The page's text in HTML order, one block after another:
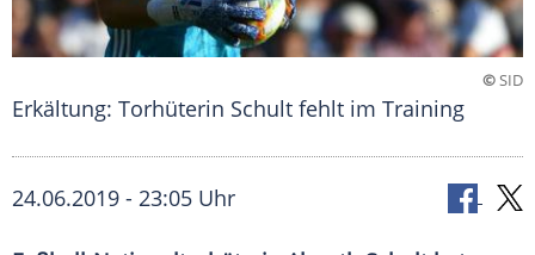
©SID
Erkältung: Torhüterin Schult fehlt im Training
24.06.2019 - 23:05 Uhr